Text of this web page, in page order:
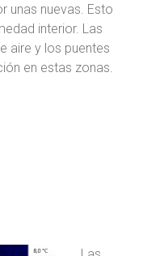
unas nuevas. Esto
interior. Las
aire y los puentes
en estas zonas.